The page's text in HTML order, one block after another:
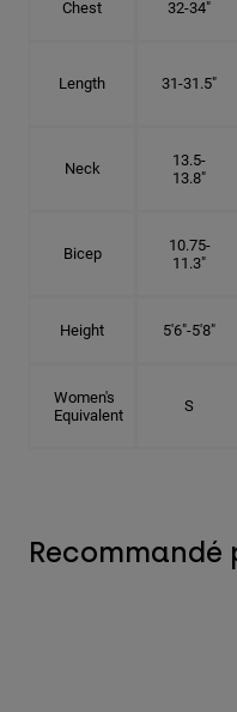
Chest 32-34"
Length 31-31.5"
Neck
13.5-
13.8"
Bicep
10.75-
11.3"
Height 5'6"-5'8"
Women's
Equivalent
S
Recommandé